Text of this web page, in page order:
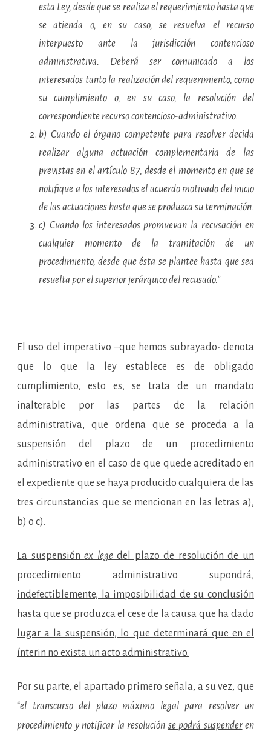
esta Ley, desde que se realiza el requerimiento hasta que
se atienda o, en su caso, se resuelva el recurso
interpuesto ante la jurisdicción contencioso
administrativa. Deberá ser comunicado a los
interesados tanto la realización del requerimiento, como
su cumplimiento o, en su caso, la resolución del
correspondiente recurso contencioso-administrativo.
b) Cuando el órgano competente para resolver decida
realizar alguna actuación complementaria de las
previstas en el artículo 87, desde el momento en que se
notifique a los interesados el acuerdo motivado del inicio
de las actuaciones hasta que se produzca su terminación.
c) Cuando los interesados promuevan la recusación en
cualquier momento de la tramitación de un
procedimiento, desde que ésta se plantee hasta que sea
resuelta por el superior jerárquico del recusado.”
El uso del imperativo –que hemos subrayado- denota
que lo que la ley establece es de obligado
cumplimiento, esto es, se trata de un mandato
inalterable por las partes de la relación
administrativa, que ordena que se proceda a la
suspensión del plazo de un procedimiento
administrativo en el caso de que quede acreditado en
el expediente que se haya producido cualquiera de las
tres circunstancias que se mencionan en las letras a),
b) o c).
La suspensiónex legedel plazo de resolución de un
procedimiento administrativo supondrá,
indefectiblemente, la imposibilidad de su conclusión
hasta que se produzca el cese de la causa que ha dado
lugar a la suspensión, lo que determinará que en el
ínterin no exista un acto administrativo.
Por su parte, el apartado primero señala, a su vez, que
“el transcurso del plazo máximo legal para resolver un
procedimiento y notificar la resolución se podrá suspenderen